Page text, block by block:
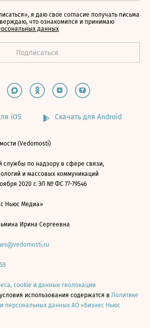
я даю свое согласие получать письма
что ознакомился и принимаю
данных
iOS Скачать для Android
(Vedomosti)
по надзору в сфере связи,
и массовых коммуникаций
2020 г. ЭЛ № ФС 77-79546
Ньюс Медиа»
Ирина Сергеевна
cookie и данные геолокации
использования содержатся в Политике
персональных данных АО «Бизнес Ньюс